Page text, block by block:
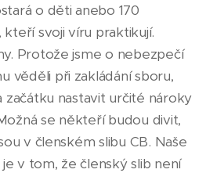
o děti anebo 170
kteří svoji víru praktikují.
Protože jsme o nebezpečí
věděli při zakládání sboru,
začátku nastavit určité nároky
se někteří budou divit,
v členském slibu CB. Naše
v tom, že členský slib není